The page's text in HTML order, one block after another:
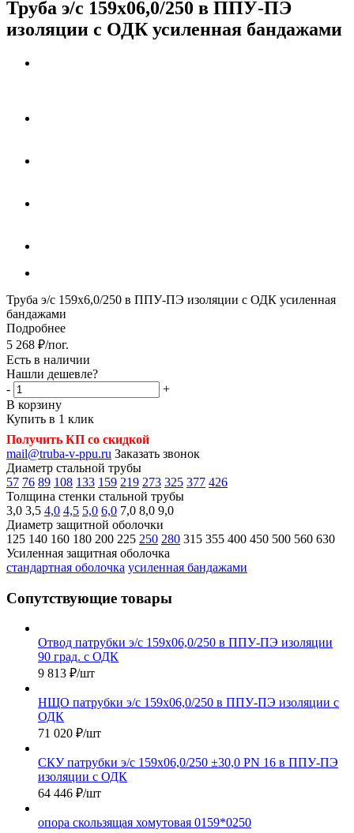
Труба э/с 159х06,0/250 в ППУ-ПЭ
изоляции с ОДК усиленная бандажами
Труба э/с 159х6,0/250 в ППУ-ПЭ изоляции с ОДК усиленная
бандажами
Подробнее
5 268 ₽/пог.
Есть в наличии
Нашли дешевле?
-
+
В корзину
Купить в 1 клик
Получить КП со скидкой
mail@truba-v-ppu.ru Заказать звонок
Диаметр стальной трубы
57 76 89 108 133 159 219 273 325 377 426
Толщина стенки стальной трубы
3,0 3,5 4,0 4,5 5,0 6,0 7,0 8,0 9,0
Диаметр защитной оболочки
125 140 160 180 200 225 250 280 315 355 400 450 500 560 630
Усиленная защитная оболочка
стандартная оболочка усиленная бандажами
Сопутствующие товары
Отвод патрубки э/с 159х06,0/250 в ППУ-ПЭ изоляции
90 град. с ОДК
9 813 ₽/шт
НЩО патрубки э/с 159х06,0/250 в ППУ-ПЭ изоляции с
ОДК
71 020 ₽/шт
СКУ патрубки э/с 159х06,0/250 ±30,0 PN 16 в ППУ-ПЭ
изоляции с ОДК
64 446 ₽/шт
опора скользящая хомутовая 0159*0250